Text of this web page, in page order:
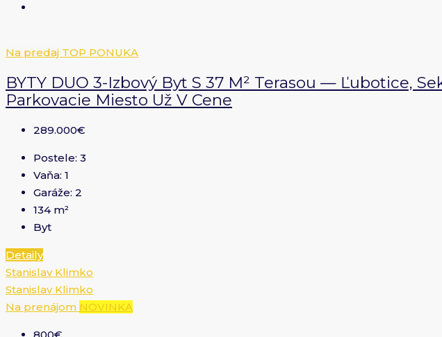
Na predaj TOP PONUKA
BYTY DUO 3-Izbový Byt S 37 M² Terasou — Ľubotice,
Parkovacie Miesto Už V Cene
289.000€
Postele: 3
Vaňa: 1
Garáže: 2
134 m²
Byt
Detaily
Stanislav Klimko
Stanislav Klimko
Na prenájom NOVINKA